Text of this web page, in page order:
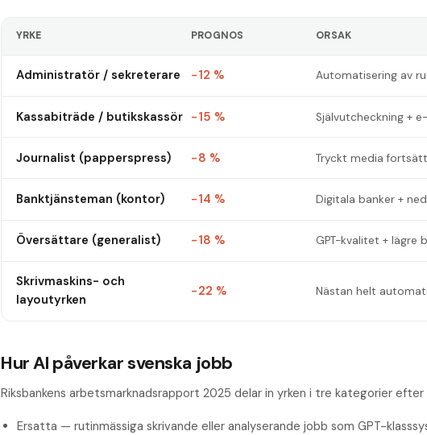
YRKE PROGNOS ORSAK
Administratör / sekreterare −12 % Automatisering av
Kassabiträde / butikskassör −15 % Självutcheckning +
Journalist (papperspress) −8 % Tryckt media
Banktjänsteman (kontor) −14 % Digitala banker +
Översättare (generalist) −18 % GPT-kvalitet + lägre
Skrivmaskins- och
layoutyrken
−22 % Nästan helt
Hur AI påverkar svenska jobb
Riksbankens arbetsmarknadsrapport 2025 delar in yrken i tre kategorier
Ersatta — rutinmässiga skrivande eller analyserande jobb som GPT-